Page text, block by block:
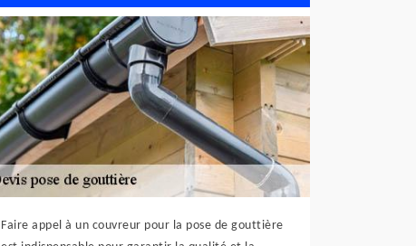
Faire appel à un couvreur pour la pose de gouttière